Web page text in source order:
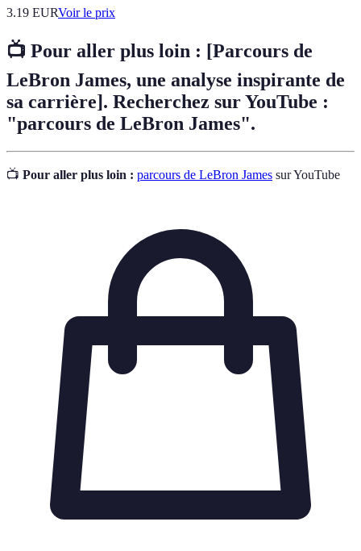
3.19 EURVoir le prix
📺 Pour aller plus loin : [Parcours de
LeBron James, une analyse inspirante de
sa carrière]. Recherchez sur YouTube :
"parcours de LeBron James".
📺 Pour aller plus loin : parcours de LeBron James sur YouTube